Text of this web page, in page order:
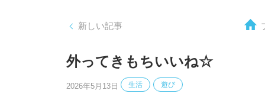
新しい記事
外ってきもちいいね☆
2026年5月13日 生活 遊び